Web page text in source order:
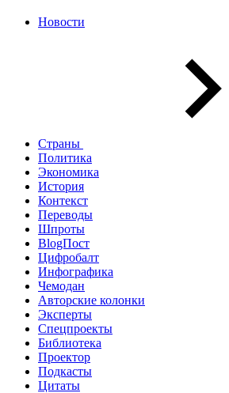
Новости
Страны
Политика
Экономика
История
Контекст
Переводы
Шпроты
BlogПост
Цифробалт
Инфографика
Чемодан
Авторские колонки
Эксперты
Спецпроекты
Библиотека
Проектор
Подкасты
Цитаты